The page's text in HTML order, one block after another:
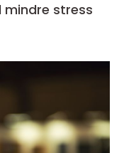
mindre stress